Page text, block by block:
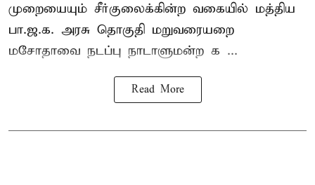
முறையையும் சீர்குலைக்கின்ற வகையில் மத்திய
பா.ஜ.க. அரசு தொகுதி மறுவரையறை
மசோதாவை நடப்பு நாடாளுமன்ற க ...
Read More